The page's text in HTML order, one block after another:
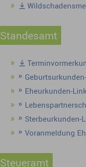
Standesamt
Eheurkunden-
Sterbeurkunden-
Voranmeldung
Steueramt